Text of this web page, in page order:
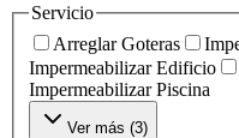
Servicio
Arreglar Goteras
Impermeabilizar Edificio
Impermeabilizar Piscina
Ver más (3)